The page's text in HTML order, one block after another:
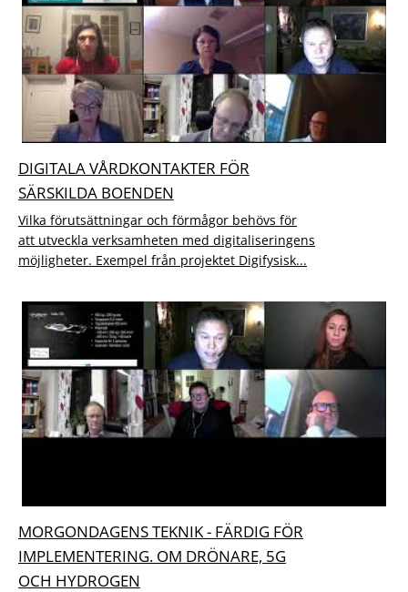
DIGITALA VÅRDKONTAKTER FÖR
SÄRSKILDA BOENDEN
Vilka förutsättningar och förmågor behövs för
att utveckla verksamheten med digitaliseringens
möjligheter. Exempel från projektet Digifysisk...
MORGONDAGENS TEKNIK - FÄRDIG FÖR
IMPLEMENTERING. OM DRÖNARE, 5G
OCH HYDROGEN